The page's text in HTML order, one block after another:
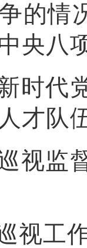
的情
央八
时
才队
视
视工